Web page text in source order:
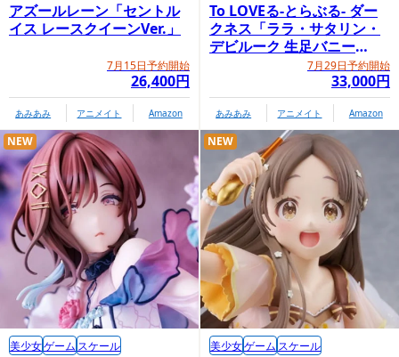
アズールレーン「セントル
イス レースクイーンVer.」
7月15日予約開始
26,400円
あみあみ アニメイト Amazon
To LOVEる-とらぶる- ダー
クネス「ララ・サタリン・
デビルーク 生足バニー
7月29日予約開始
33,000円
あみあみ アニメイト Amazon
NEW
美少女ゲーム スケール
NEW
美少女ゲーム スケール